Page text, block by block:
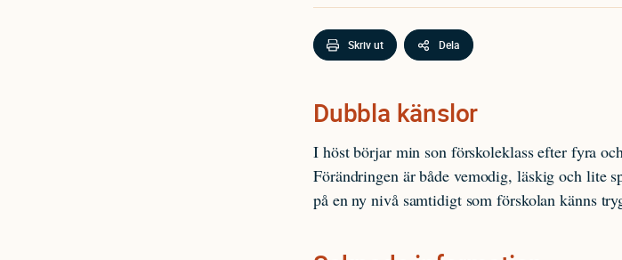
Skriv ut Dela
Dubbla känslor
I höst börjar min son förskoleklass efter fyra
Förändringen är både vemodig, läskig och lite
på en ny nivå samtidigt som förskolan känns